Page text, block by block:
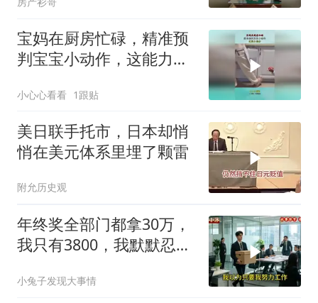
宝妈在厨房忙碌，精准预
判宝宝小动作，这能力满
小心心看看 1跟贴
美日联手托市，日本却悄
悄在美元体系里埋了颗雷
附允历史观
年终奖全部门都拿30万，
我只有3800，我默默忍
职
小兔子发现大事情